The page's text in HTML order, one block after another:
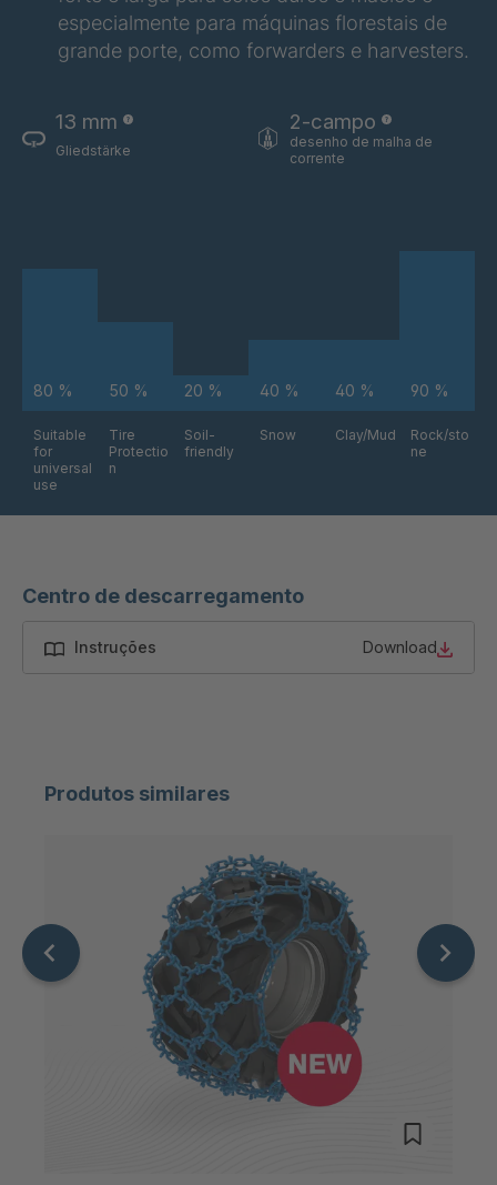
especialmente para máquinas florestais de
grande porte, como forwarders e harvesters.
13 mm
Gliedstärke
2-campo
desenho de malha de
corrente
80 %
Suitable
for
universal
use
50 %
Tire
Protectio
n
20 %
Soil-
friendly
40 %
Snow
40 %
Clay/Mud
90 %
Rock/sto
ne
Centro de descarregamento
Instruções Download
Produtos similares